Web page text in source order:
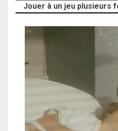
Jouer à un jeu plusieurs